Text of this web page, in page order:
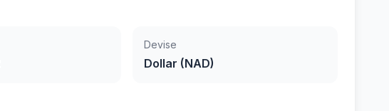
Devise
Dollar (NAD)